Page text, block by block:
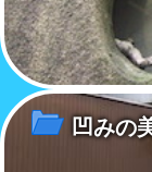
凹みの